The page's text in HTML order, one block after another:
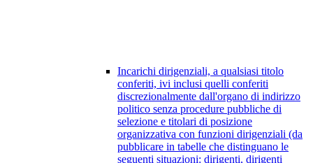
Incarichi dirigenziali, a qualsiasi titolo
conferiti, ivi inclusi quelli conferiti
discrezionalmente dall'organo di indirizzo
politico senza procedure pubbliche di
selezione e titolari di posizione
organizzativa con funzioni dirigenziali (da
pubblicare in tabelle che distinguano le
seguenti situazioni: dirigenti, dirigenti